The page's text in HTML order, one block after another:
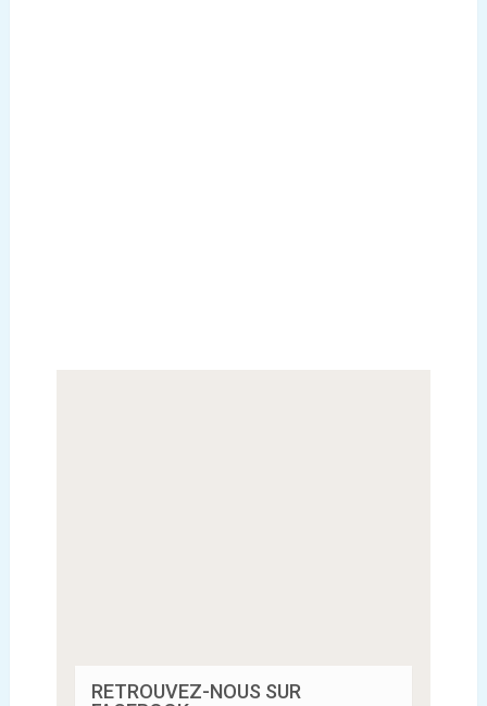
RETROUVEZ-NOUS SUR